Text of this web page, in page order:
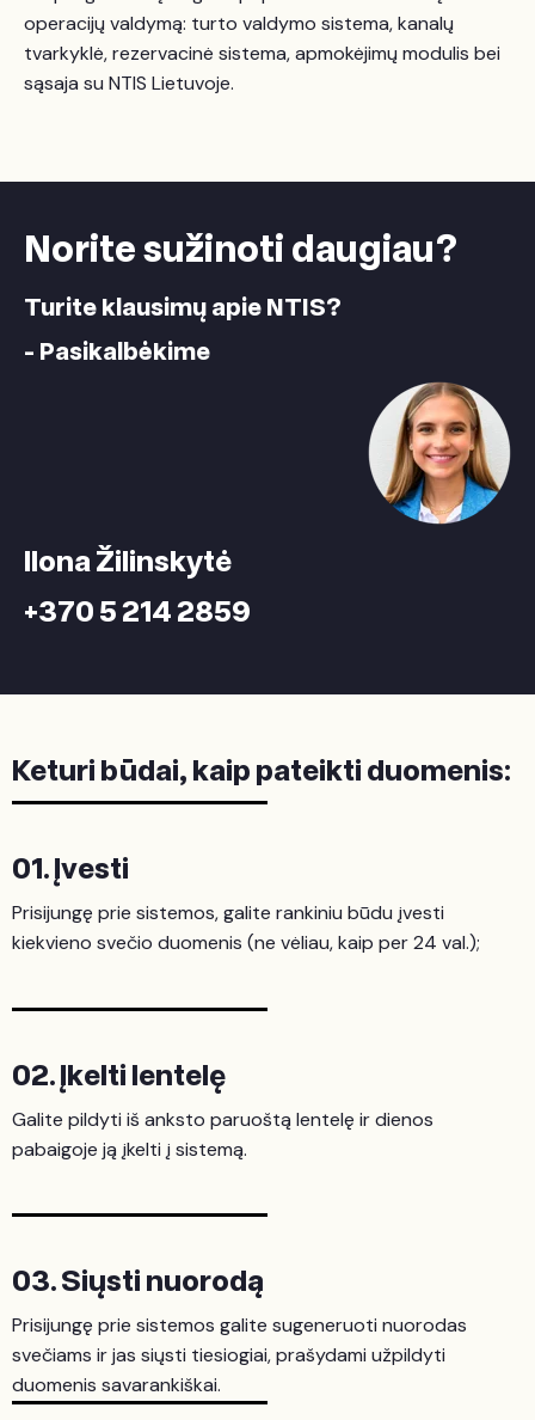
operacijų valdymą: turto valdymo sistema, kanalų
tvarkyklė, rezervacinė sistema, apmokėjimų modulis bei
sąsaja su NTIS Lietuvoje.
Norite sužinoti daugiau?
Turite klausimų apie NTIS?
- Pasikalbėkime
Ilona Žilinskytė
+370 5 214 2859
Keturi būdai, kaip pateikti duomenis:
01. Įvesti
Prisijungę prie sistemos, galite rankiniu būdu įvesti
kiekvieno svečio duomenis (ne vėliau, kaip per 24 val.);
02. Įkelti lentelę
Galite pildyti iš anksto paruoštą lentelę ir dienos
pabaigoje ją įkelti į sistemą.
03. Siųsti nuorodą
Prisijungę prie sistemos galite sugeneruoti nuorodas
svečiams ir jas siųsti tiesiogiai, prašydami užpildyti
duomenis savarankiškai.